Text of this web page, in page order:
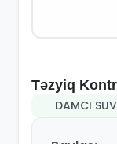
Təzyiq
DAMCI